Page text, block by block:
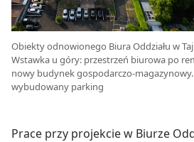
Obiekty odnowionego Biura Oddziału w
Wstawka u góry: przestrzeń biurowa po
nowy budynek gospodarczo-
wybudowany parking
Prace przy projekcie w Biurze